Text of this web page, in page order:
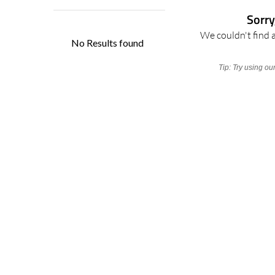
We couldn't find
Tip: Try using